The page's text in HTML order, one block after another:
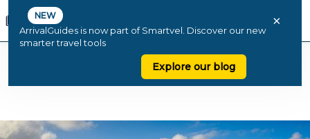
NEW
ArrivalGuides is now part of Smartvel. Discover our new
smarter travel tools
Explore our blog
×